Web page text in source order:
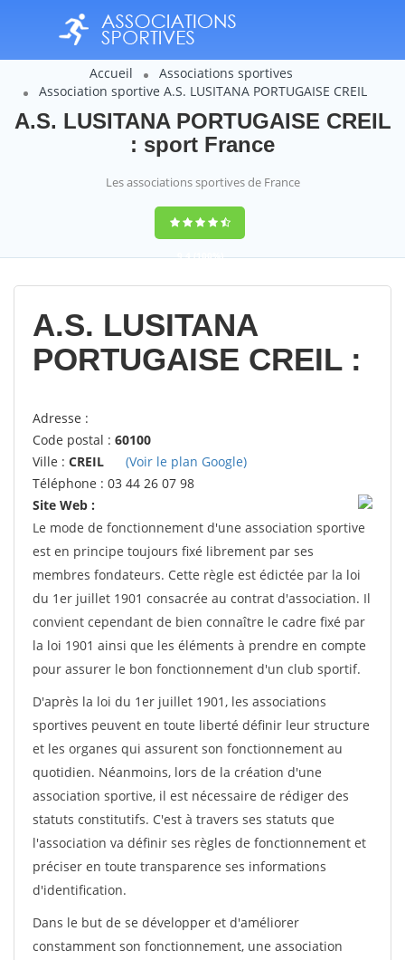
Accueil
Associations sportives
Association sportive A.S. LUSITANA PORTUGAISE CREIL
A.S. LUSITANA PORTUGAISE CREIL
: sport France
Les associations sportives de France
9,4(100%)
14358votes
A.S. LUSITANA
PORTUGAISE CREIL :
Adresse :
Code postal : 60100
Ville : CREIL
(Voir le plan Google)
Téléphone : 03 44 26 07 98
Site Web :
Le mode de fonctionnement d'une association sportive
est en principe toujours fixé librement par ses
membres fondateurs. Cette règle est édictée par la loi
du 1er juillet 1901 consacrée au contrat d'association. Il
convient cependant de bien connaître le cadre fixé par
la loi 1901 ainsi que les éléments à prendre en compte
pour assurer le bon fonctionnement d'un club sportif.
D'après la loi du 1er juillet 1901, les associations
sportives peuvent en toute liberté définir leur structure
et les organes qui assurent son fonctionnement au
quotidien. Néanmoins, lors de la création d'une
association sportive, il est nécessaire de rédiger des
statuts constitutifs. C'est à travers ses statuts que
l'association va définir ses règles de fonctionnement et
préciser en toute transparence ses informations
d'identification.
Dans le but de se développer et d'améliorer
constamment son fonctionnement, une association